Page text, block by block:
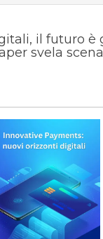
il futuro è
svela